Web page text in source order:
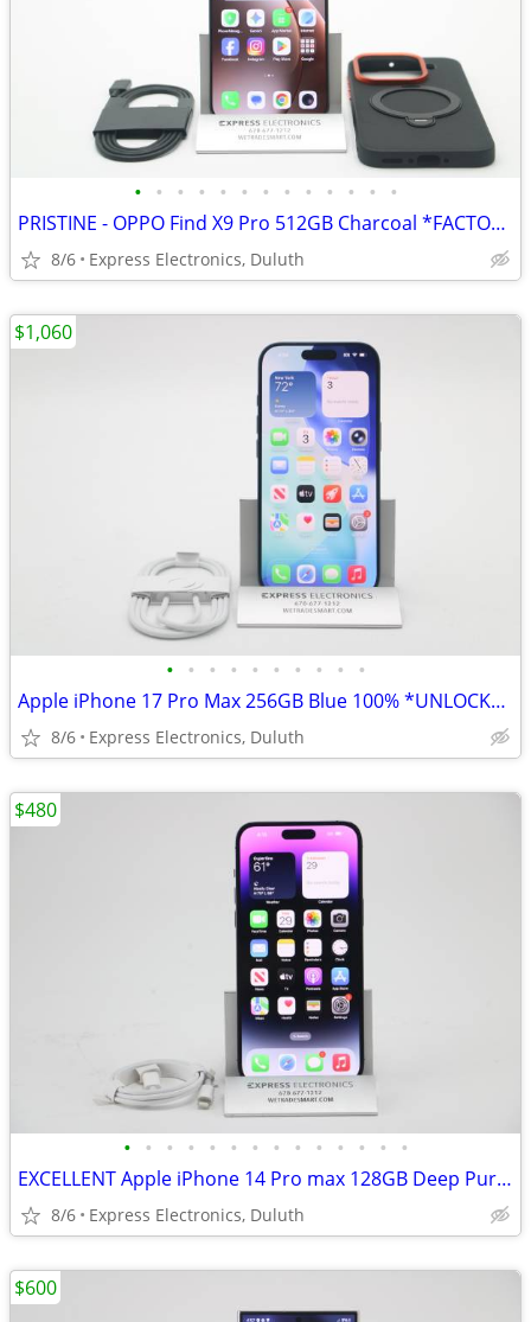
• • • • • • • • • • • • •
PRISTINE - OPPO Find X9 Pro 512GB Charcoal *FACTORY UNLOCKED* Global
8/6 Express Electronics, Duluth
• • • • • • • • • •
Apple iPhone 17 Pro Max 256GB Blue 100% *UNLOCKED/WARRANTY*
8/6 Express Electronics, Duluth
$1,060
• • • • • • • • • • • • • •
EXCELLENT Apple iPhone 14 Pro max 128GB Deep Purple *FACTORY UNLOCKED*
8/6 Express Electronics, Duluth
$480
$600